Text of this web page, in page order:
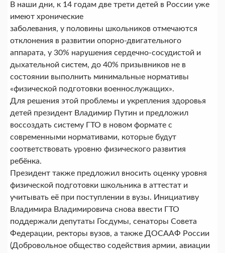
В наши дни, к 14 годам две трети детей в России уже
имеют хронические
заболевания, у половины школьников отмечаются
отклонения в развитии опорно-двигательного
аппарата, у 30% нарушения сердечно-сосудистой и
дыхательной систем, до 40% призывников не в
состоянии выполнить минимальные нормативы
«физической подготовки военнослужащих».
Для решения этой проблемы и укрепления здоровья
детей президент Владимир Путин и предложил
воссоздать систему ГТО в новом формате с
современными нормативами, которые будут
соответствовать уровню физического развития
ребёнка.
Президент также предложил вносить оценку уровня
физической подготовки школьника в аттестат и
учитывать её при поступлении в вузы. Инициативу
Владимира Владимировича снова ввести ГТО
поддержали депутаты Госдумы, сенаторы Совета
Федерации, ректоры вузов, а также ДОСААФ России
(Добровольное общество содействия армии, авиации